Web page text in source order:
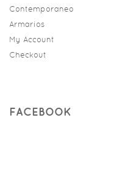
Contemporaneo
Armarios
My Account
Checkout
FACEBOOK